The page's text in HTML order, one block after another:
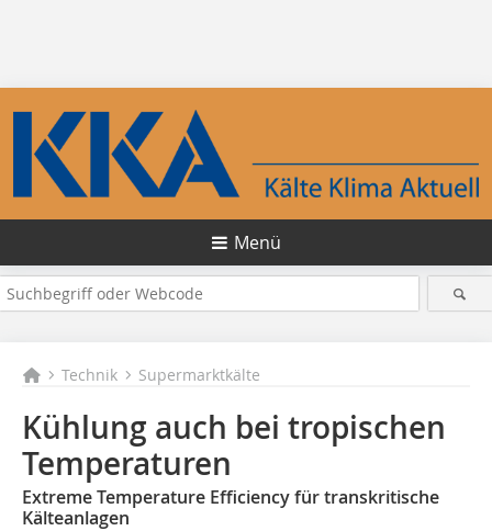
Menü
Technik Supermarktkälte
Kühlung auch bei tropischen
Temperaturen
Extreme Temperature Efficiency für transkritische
Kälteanlagen